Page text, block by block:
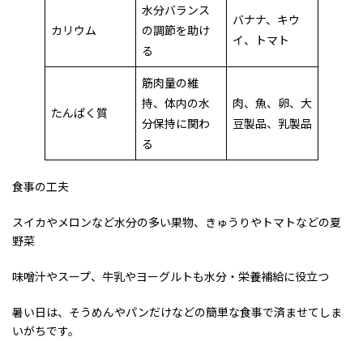
カリウム
水分バランス
の調節を助け
る
バナナ、キウ
イ、トマト
たんぱく質
筋肉量の維
持、体内の水
分保持に関わ
る
肉、魚、卵、大
豆製品、乳製品
食事の工夫
スイカやメロンなど水分の多い果物、きゅうりやトマトなどの夏
野菜
味噌汁やスープ、牛乳やヨーグルトも水分・栄養補給に役立つ
暑い日は、そうめんやパンだけなどの簡単な食事で済ませてしま
いがちです。